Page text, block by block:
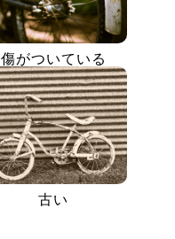
傷がついている
古い